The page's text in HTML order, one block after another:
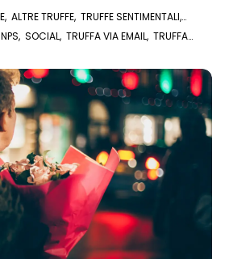
, ALTRE TRUFFE, TRUFFE SENTIMENTALI,
, SOCIAL, TRUFFA VIA EMAIL, TRUFFA